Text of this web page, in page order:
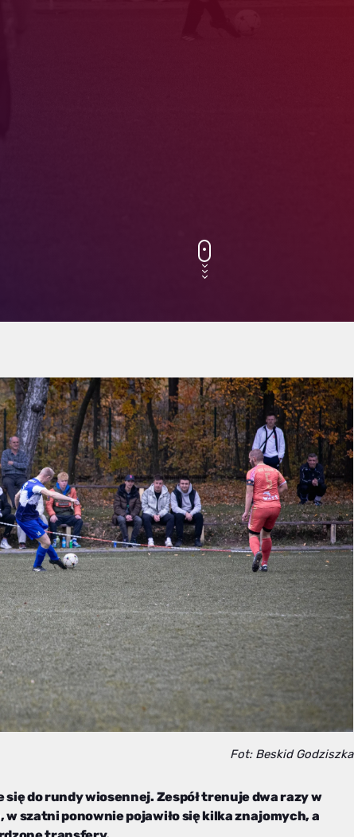
Fot: Beskid Godziszka
do rundy wiosennej. Zespół trenuje dwa razy w
szatni ponownie pojawiło się kilka znajomych, a